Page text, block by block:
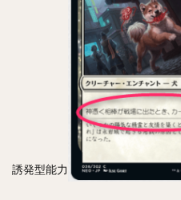
誘発型能力